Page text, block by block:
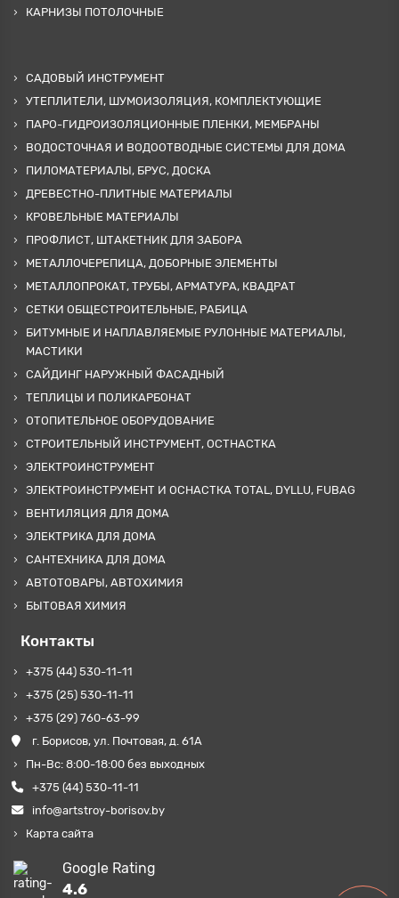
КАРНИЗЫ ПОТОЛОЧНЫЕ
САДОВЫЙ ИНСТРУМЕНТ
УТЕПЛИТЕЛИ, ШУМОИЗОЛЯЦИЯ, КОМПЛЕКТУЮЩИЕ
ПАРО-ГИДРОИЗОЛЯЦИОННЫЕ ПЛЕНКИ, МЕМБРАНЫ
ВОДОСТОЧНАЯ И ВОДООТВОДНЫЕ СИСТЕМЫ ДЛЯ ДОМА
ПИЛОМАТЕРИАЛЫ, БРУС, ДОСКА
ДРЕВЕСТНО-ПЛИТНЫЕ МАТЕРИАЛЫ
КРОВЕЛЬНЫЕ МАТЕРИАЛЫ
ПРОФЛИСТ, ШТАКЕТНИК ДЛЯ ЗАБОРА
МЕТАЛЛОЧЕРЕПИЦА, ДОБОРНЫЕ ЭЛЕМЕНТЫ
МЕТАЛЛОПРОКАТ, ТРУБЫ, АРМАТУРА, КВАДРАТ
СЕТКИ ОБЩЕСТРОИТЕЛЬНЫЕ, РАБИЦА
БИТУМНЫЕ И НАПЛАВЛЯЕМЫЕ РУЛОННЫЕ МАТЕРИАЛЫ,
МАСТИКИ
САЙДИНГ НАРУЖНЫЙ ФАСАДНЫЙ
ТЕПЛИЦЫ И ПОЛИКАРБОНАТ
ОТОПИТЕЛЬНОЕ ОБОРУДОВАНИЕ
СТРОИТЕЛЬНЫЙ ИНСТРУМЕНТ, ОСТНАСТКА
ЭЛЕКТРОИНСТРУМЕНТ
ЭЛЕКТРОИНСТРУМЕНТ И ОСНАСТКА TOTAL, DYLLU, FUBAG
ВЕНТИЛЯЦИЯ ДЛЯ ДОМА
ЭЛЕКТРИКА ДЛЯ ДОМА
САНТЕХНИКА ДЛЯ ДОМА
АВТОТОВАРЫ, АВТОХИМИЯ
БЫТОВАЯ ХИМИЯ
Контакты
+375 (44) 530-11-11
+375 (25) 530-11-11
+375 (29) 760-63-99
г. Борисов, ул. Почтовая, д. 61А
Пн-Вс: 8:00-18:00 без выходных
+375 (44) 530-11-11
info@artstroy-borisov.by
Карта сайта
Google Rating
4.6